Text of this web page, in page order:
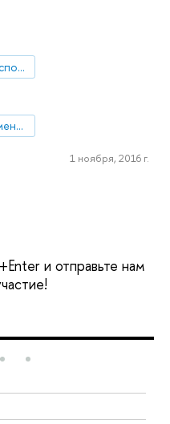
государственная поддержка экспорта
торгово-политические инструменты
1 ноября, 2016 г.
и отправьте нам